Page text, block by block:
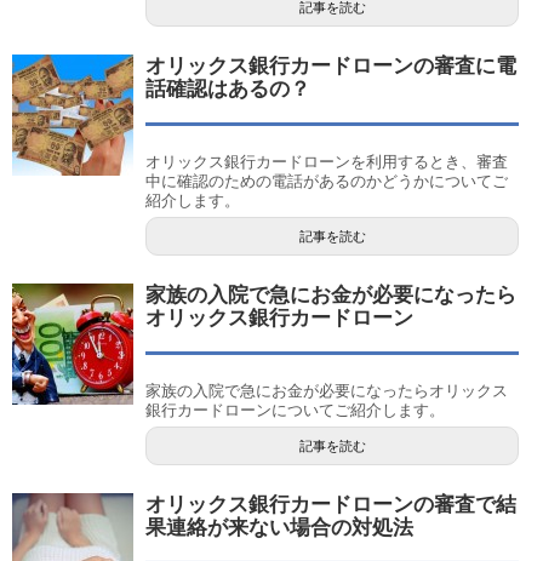
記事を読む
オリックス銀行カードローンの審査に電
話確認はあるの？
オリックス銀行カードローンを利用するとき、審査
中に確認のための電話があるのかどうかについてご
紹介します。
記事を読む
家族の入院で急にお金が必要になったら
オリックス銀行カードローン
家族の入院で急にお金が必要になったらオリックス
銀行カードローンについてご紹介します。
記事を読む
オリックス銀行カードローンの審査で結
果連絡が来ない場合の対処法